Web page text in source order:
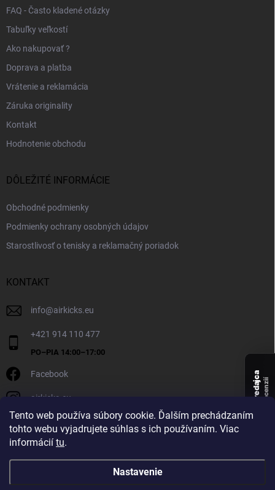
Tento web používa súbory cookie. Ďalším prechádzaním
tohto webu vyjadrujete súhlas s ich používaním. Viac
informácií tu.
Nastavenie
FAQ - Často kladené otázky
Tabuľky veľkostí
Ako nakupovať ?
Doprava a platba
Vrátenie a reklamácia
Záruka originality
Kontakt
Hodnotenie obchodu
DÔLEŽITÉ INFORMÁCIE
Obchodné podmienky
Podmienky ochrany osobných údajov
Starostlivosť o tenisky a reklamačný poriadok
KONTAKT
info@airkicks.eu
+421 914 110 477
Facebook
airkicks.eu Overený predajcarecenzií